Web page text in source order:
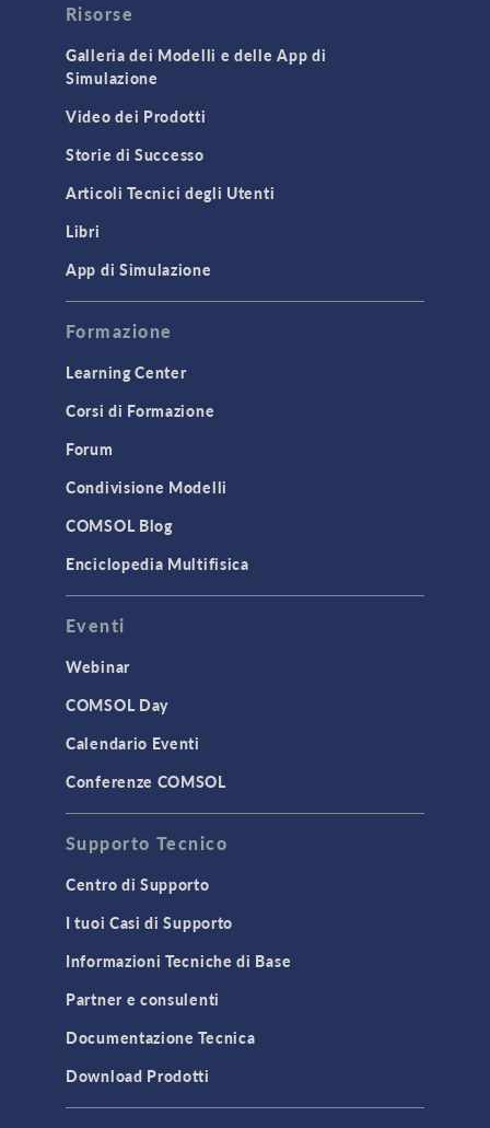
Risorse
Galleria dei Modelli e delle App di
Simulazione
Video dei Prodotti
Storie di Successo
Articoli Tecnici degli Utenti
Libri
App di Simulazione
Formazione
Learning Center
Corsi di Formazione
Forum
Condivisione Modelli
COMSOL Blog
Enciclopedia Multifisica
Eventi
Webinar
COMSOL Day
Calendario Eventi
Conferenze COMSOL
Supporto Tecnico
Centro di Supporto
I tuoi Casi di Supporto
Informazioni Tecniche di Base
Partner e consulenti
Documentazione Tecnica
Download Prodotti